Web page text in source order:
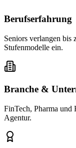
Berufserfahrung
Seniors verlangen
Stufenmodelle ein.
Branche &
FinTech, Pharma und
Agentur.